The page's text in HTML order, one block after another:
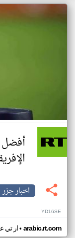
اخبار جزر
YD16SE
ار تي• arabic.rt.com